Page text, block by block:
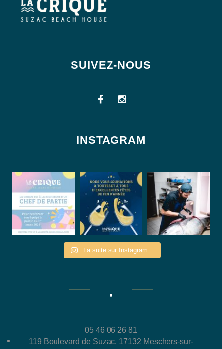
SUIVEZ-NOUS
INSTAGRAM
La suite sur Instagram...
05 46 06 26 81
119 Boulevard de Suzac, 17132 Meschers-sur-